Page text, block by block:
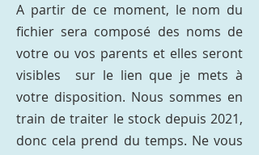
A partir de ce moment, le nom du
fichier sera composé des noms de
votre ou vos parents et elles seront
visibles sur le lien que je mets à
votre disposition. Nous sommes en
train de traiter le stock depuis 2021,
donc cela prend du temps. Ne vous